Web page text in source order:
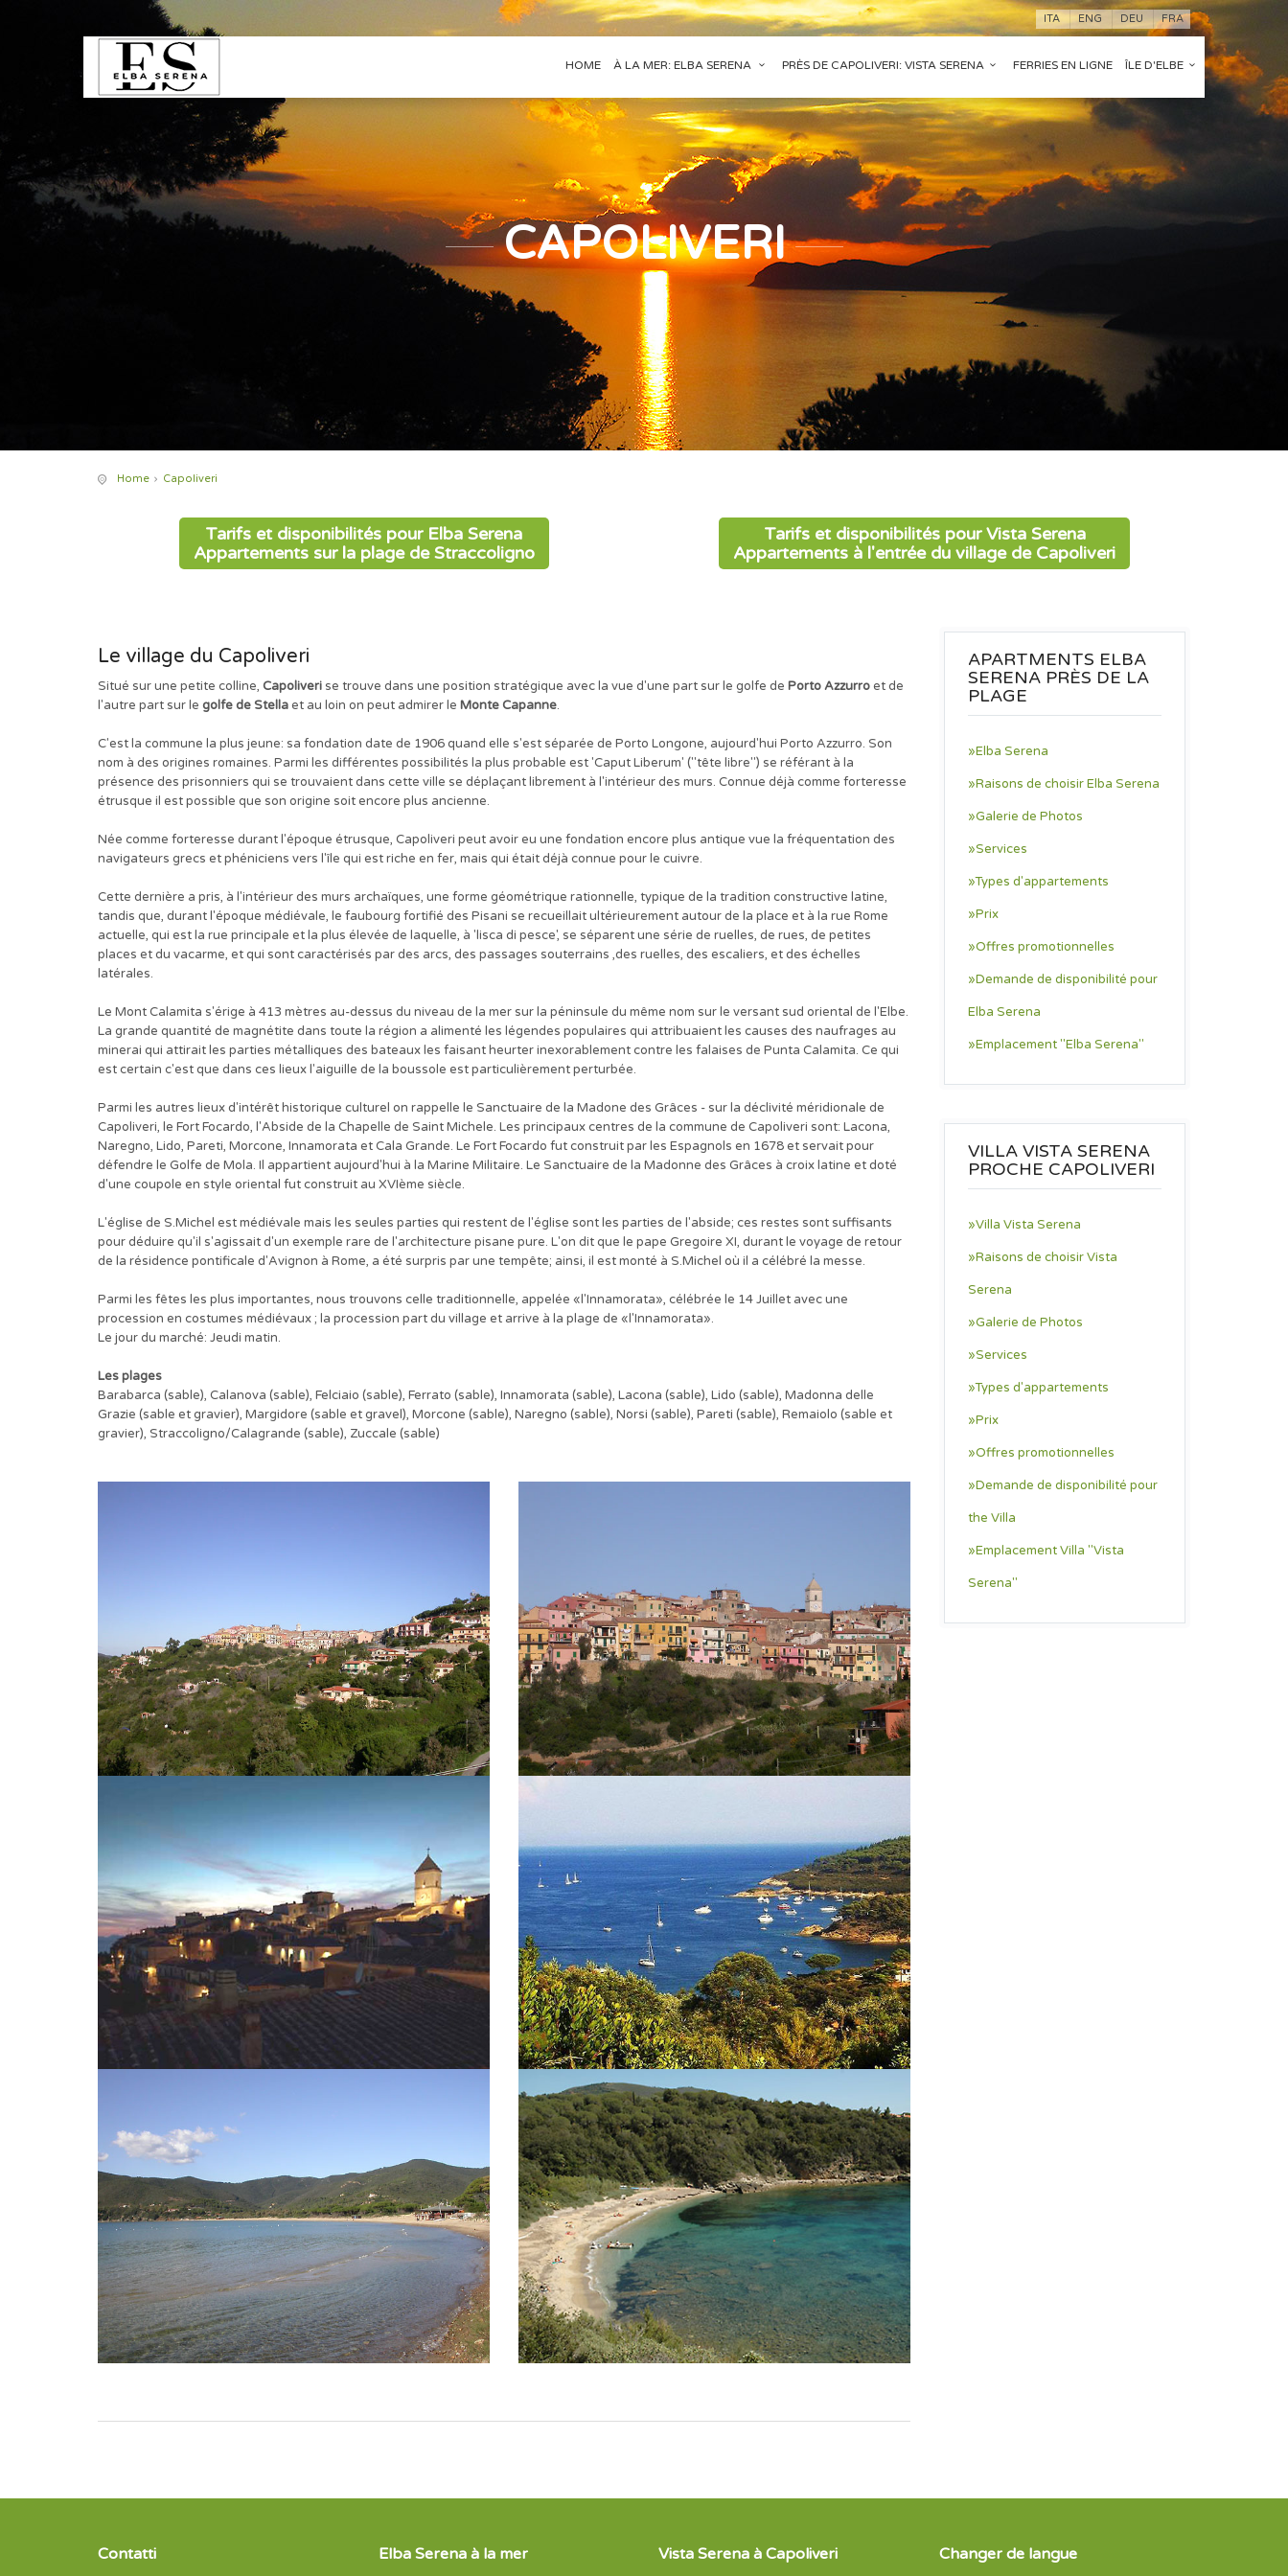
ITA ENG DEU FRA
HOME À LA MER: ELBA SERENA PRÈS DE CAPOLIVERI: VISTA SERENA FERRIES EN LIGNE ÎLE D'ELBE
CAPOLIVERI
Home Capoliveri
Tarifs et disponibilités pour Elba Serena
Appartements sur la plage de Straccoligno
Tarifs et disponibilités pour Vista Serena
Appartements à l'entrée du village de Capoliveri
Le village du Capoliveri
Situé sur une petite colline, Capoliveri se trouve dans une position stratégique avec la vue d'une part sur le golfe de Porto Azzurroet de
l'autre part sur le golfe de Stellaet au loin on peut admirer le Monte Capanne.
C'est la commune la plus jeune: sa fondation date de 1906 quand elle s'est séparée de Porto Longone, aujourd'hui Porto Azzurro. Son
nom à des origines romaines. Parmi les différentes possibilités la plus probable est 'Caput Liberum' ("tête libre") se référant à la
présence des prisonniers qui se trouvaient dans cette ville se déplaçant librement à l'intérieur des murs. Connue déjà comme forteresse
étrusque il est possible que son origine soit encore plus ancienne.
Née comme forteresse durant l'époque étrusque, Capoliveri peut avoir eu une fondation encore plus antique vue la fréquentation des
navigateurs grecs et phéniciens vers l'île qui est riche en fer, mais qui était déjà connue pour le cuivre.
Cette dernière a pris, à l'intérieur des murs archaïques, une forme géométrique rationnelle, typique de la tradition constructive latine,
tandis que, durant l'époque médiévale, le faubourg fortifié des Pisani se recueillait ultérieurement autour de la place et à la rue Rome
actuelle, qui est la rue principale et la plus élevée de laquelle, à 'lisca di pesce', se séparent une série de ruelles, de rues, de petites
places et du vacarme, et qui sont caractérisés par des arcs, des passages souterrains ,des ruelles, des escaliers, et des échelles
latérales.
Le Mont Calamita s'érige à 413 mètres au-dessus du niveau de la mer sur la péninsule du même nom sur le versant sud oriental de l'Elbe.
La grande quantité de magnétite dans toute la région a alimenté les légendes populaires qui attribuaient les causes des naufrages au
minerai qui attirait les parties métalliques des bateaux les faisant heurter inexorablement contre les falaises de Punta Calamita. Ce qui
est certain c'est que dans ces lieux l'aiguille de la boussole est particulièrement perturbée.
Parmi les autres lieux d'intérêt historique culturel on rappelle le Sanctuaire de la Madone des Grâces - sur la déclivité méridionale de
Capoliveri, le Fort Focardo, l'Abside de la Chapelle de Saint Michele. Les principaux centres de la commune de Capoliveri sont: Lacona,
Naregno, Lido, Pareti, Morcone, Innamorata et Cala Grande. Le Fort Focardo fut construit par les Espagnols en 1678 et servait pour
défendre le Golfe de Mola. Il appartient aujourd'hui à la Marine Militaire. Le Sanctuaire de la Madonne des Grâces à croix latine et doté
d'une coupole en style oriental fut construit au XVIème siècle.
L'église de S.Michel est médiévale mais les seules parties qui restent de l'église sont les parties de l'abside; ces restes sont suffisants
pour déduire qu'il s'agissait d'un exemple rare de l'architecture pisane pure. L'on dit que le pape Gregoire XI, durant le voyage de retour
de la résidence pontificale d'Avignon à Rome, a été surpris par une tempête; ainsi, il est monté à S.Michel où il a célébré la messe.
Parmi les fêtes les plus importantes, nous trouvons celle traditionnelle, appelée «l'Innamorata», célébrée le 14 Juillet avec une
procession en costumes médiévaux ; la procession part du village et arrive à la plage de «l'Innamorata».
Le jour du marché: Jeudi matin.
Les plages
Barabarca (sable), Calanova (sable), Felciaio (sable), Ferrato (sable), Innamorata (sable), Lacona (sable), Lido (sable), Madonna delle
Grazie (sable et gravier), Margidore (sable et gravel), Morcone (sable), Naregno (sable), Norsi (sable), Pareti (sable), Remaiolo (sable et
gravier), Straccoligno/Calagrande (sable), Zuccale (sable)
APARTMENTS ELBA
SERENA PRÈS DE LA
PLAGE
»Elba Serena
»Raisons de choisir Elba Serena
»Galerie de Photos
»Services
»Types d'appartements
»Prix
»Offres promotionnelles
»Demande de disponibilité pour
Elba Serena
»Emplacement "Elba Serena"
VILLA VISTA SERENA
PROCHE CAPOLIVERI
»Villa Vista Serena
»Raisons de choisir Vista
Serena
»Galerie de Photos
»Services
»Types d'appartements
»Prix
»Offres promotionnelles
»Demande de disponibilité pour
the Villa
»Emplacement Villa "Vista
Serena"
Contatti Elba Serena à la mer Vista Serena à Capoliveri Changer de langue